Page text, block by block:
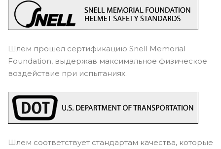
Шлем прошел сертификацию Snell Memorial
Foundation, выдержав максимальное физическое
воздействие при испытаниях.
Шлем соответствует стандартам качества, которые